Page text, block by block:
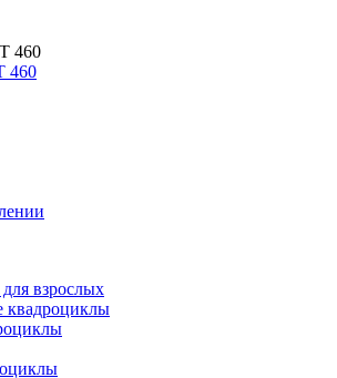
460
взрослых
квадроциклы